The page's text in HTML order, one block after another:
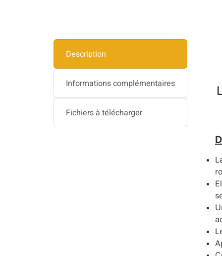
Description
Informations complémentaires
Fichiers à télécharger